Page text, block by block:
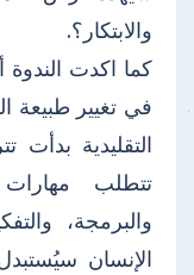
والابتكار؟.
كما اكدت الندوة
في تغيير طبيعة
التقليدية
تتطلب
والبرمجة،
الإنسان